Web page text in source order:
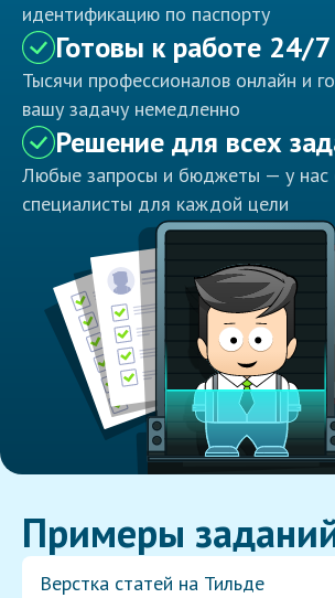
идентификацию по паспорту
Готовы к работе 24/7
Тысячи профессионалов онлайн и
вашу задачу немедленно
Решение для всех
Любые запросы и бюджеты — у нас
специалисты для каждой цели
Примеры
Верстка статей на Тильде